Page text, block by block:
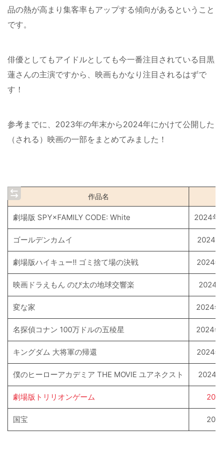
品の熱が高まり集客率もアップする傾向があるということ
です。
俳優としてもアイドルとしても今一番注目されている目黒
蓮さんの主演ですから、映画もかなり注目されるはずで
す！
参考までに、2023年の年末から2024年にかけて公開した
（される）映画の一部をまとめてみました！
作品名
劇場版 SPY×FAMILY CODE: White 2024年
ゴールデンカムイ 2024
劇場版ハイキュー!! ゴミ捨て場の決戦 2024
映画ドラえもん のび太の地球交響楽 2024
変な家 2024
名探偵コナン 100万ドルの五稜星 2024
キングダム 大将軍の帰還 2024
僕のヒーローアカデミア THE MOVIE ユアネクスト 2024
劇場版トリリオンゲーム
国宝